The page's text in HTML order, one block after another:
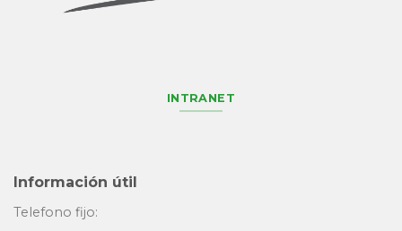
INTRANET
Información útil
Telefono fijo: